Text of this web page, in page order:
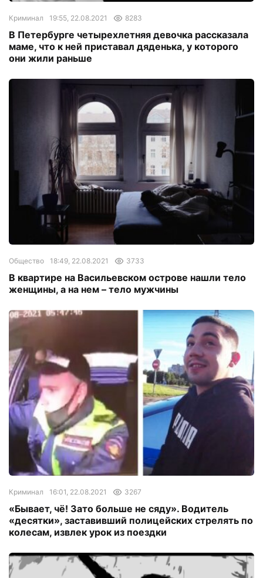
Криминал 19:55, 22.08.2021 8283
В Петербурге четырехлетняя девочка рассказала
маме, что к ней приставал дяденька, у которого
они жили раньше
Общество 18:49, 22.08.2021 3733
В квартире на Васильевском острове нашли тело
женщины, а на нем – тело мужчины
Криминал 16:01, 22.08.2021 3267
«Бывает, чё! Зато больше не сяду». Водитель
«десятки», заставивший полицейских стрелять по
колесам, извлек урок из поездки